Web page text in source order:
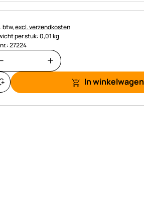
btw,excl. verzendkosten
per stuk: 0,01 kg
27224
In winkelwagen